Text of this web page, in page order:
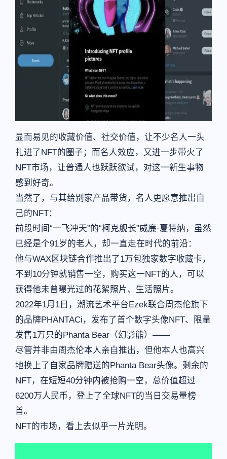
显而易见的收藏价值、社交价值，让不少名人一头
扎进了NFT的圈子；而名人效应，又进一步带火了
NFT市场，让普通人也跃跃欲试，对这一新生事物
感到好奇。
当然了，与其给别家产品带货，名人更愿意推出自
己的NFT：
前段时间“一飞冲天”的“柯克舰长”威廉·夏特纳，虽然
已经是个91岁的老人，却一直走在时代的前沿：
他与WAX区块链合作推出了1万包独家数字收藏卡，
不到10分钟就销售一空，购买这一NFT的人，可以
获得他未曾曝光过的花絮照片、生活照片。
2022年1月1日，潮流艺术平台Ezek联合周杰伦旗下
的品牌PHANTACi，发布了首个数字头像NFT、限量
发售1万只的Phanta Bear（幻影熊）——
尽管并非由周杰伦本人亲自推出，但他本人也高兴
地换上了自家品牌赠送的Phanta Bear头像。剩余的
NFT，在短短40分钟内被抢购一空，总价值超过
6200万人民币，登上了全球NFT的当日交易量榜
首。
NFT的市场，看上去似乎一片光明。